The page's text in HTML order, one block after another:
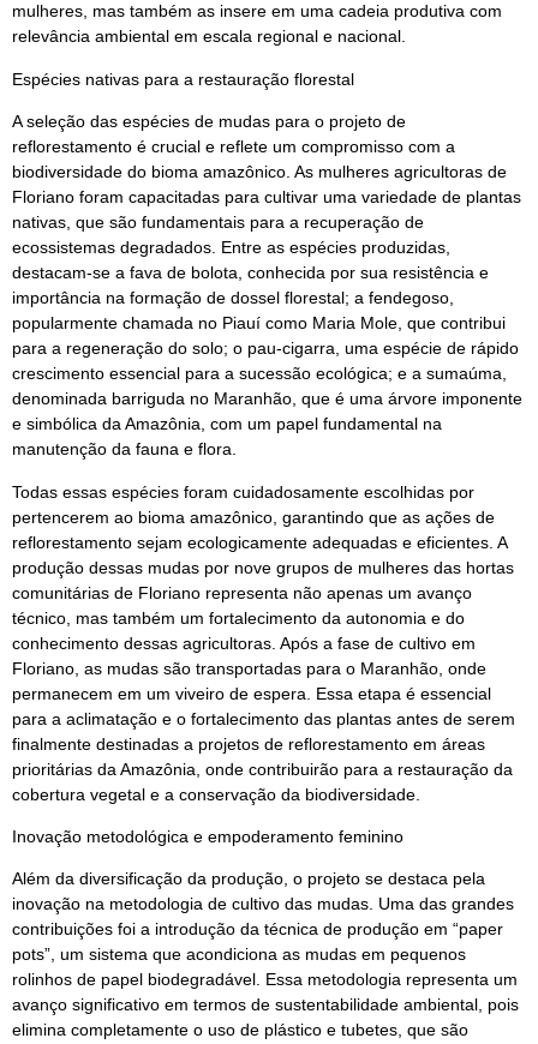
mulheres, mas também as insere em uma cadeia produtiva com
relevância ambiental em escala regional e nacional.
Espécies nativas para a restauração florestal
A seleção das espécies de mudas para o projeto de
reflorestamento é crucial e reflete um compromisso com a
biodiversidade do bioma amazônico. As mulheres agricultoras de
Floriano foram capacitadas para cultivar uma variedade de plantas
nativas, que são fundamentais para a recuperação de
ecossistemas degradados. Entre as espécies produzidas,
destacam-se a fava de bolota, conhecida por sua resistência e
importância na formação de dossel florestal; a fendegoso,
popularmente chamada no Piauí como Maria Mole, que contribui
para a regeneração do solo; o pau-cigarra, uma espécie de rápido
crescimento essencial para a sucessão ecológica; e a sumaúma,
denominada barriguda no Maranhão, que é uma árvore imponente
e simbólica da Amazônia, com um papel fundamental na
manutenção da fauna e flora.
Todas essas espécies foram cuidadosamente escolhidas por
pertencerem ao bioma amazônico, garantindo que as ações de
reflorestamento sejam ecologicamente adequadas e eficientes. A
produção dessas mudas por nove grupos de mulheres das hortas
comunitárias de Floriano representa não apenas um avanço
técnico, mas também um fortalecimento da autonomia e do
conhecimento dessas agricultoras. Após a fase de cultivo em
Floriano, as mudas são transportadas para o Maranhão, onde
permanecem em um viveiro de espera. Essa etapa é essencial
para a aclimatação e o fortalecimento das plantas antes de serem
finalmente destinadas a projetos de reflorestamento em áreas
prioritárias da Amazônia, onde contribuirão para a restauração da
cobertura vegetal e a conservação da biodiversidade.
Inovação metodológica e empoderamento feminino
Além da diversificação da produção, o projeto se destaca pela
inovação na metodologia de cultivo das mudas. Uma das grandes
contribuições foi a introdução da técnica de produção em “paper
pots”, um sistema que acondiciona as mudas em pequenos
rolinhos de papel biodegradável. Essa metodologia representa um
avanço significativo em termos de sustentabilidade ambiental, pois
elimina completamente o uso de plástico e tubetes, que são